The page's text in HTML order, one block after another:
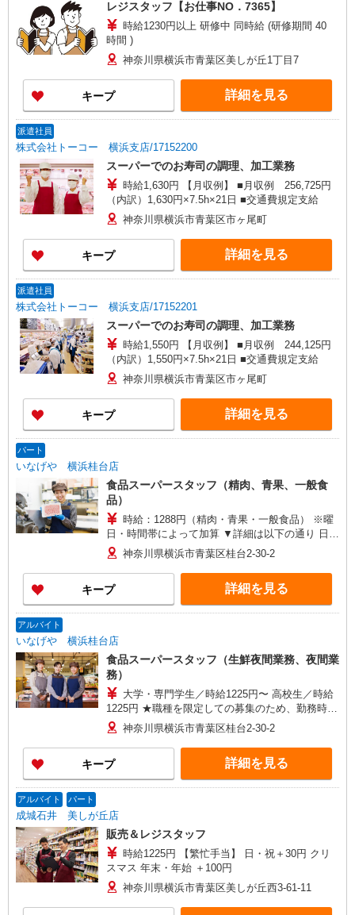
レジスタッフ【お仕事NO．7365】
時給1230円以上 研修中 同時給 (研修期間 40
時間 )
神奈川県横浜市青葉区美しが丘1丁目7
キープ 詳細を見る
派遣社員
株式会社トーコー 横浜支店/17152200
スーパーでのお寿司の調理、加工業務
時給1,630円 【月収例】 ■月収例 256,725円
（内訳）1,630円×7.5h×21日 ■交通費規定支給
神奈川県横浜市青葉区市ヶ尾町
キープ 詳細を見る
派遣社員
株式会社トーコー 横浜支店/17152201
スーパーでのお寿司の調理、加工業務
時給1,550円 【月収例】 ■月収例 244,125円
（内訳）1,550円×7.5h×21日 ■交通費規定支給
神奈川県横浜市青葉区市ヶ尾町
キープ 詳細を見る
パート
いなげや 横浜桂台店
食品スーパースタッフ（精肉、青果、一般食
品）
時給：1288円（精肉・青果・一般食品） ※曜
日・時間帯によって加算 ▼詳細は以下の通り 日・
祝日／時給125円増 7:00〜8:00／時給200円増 ★
学生以外の長期希望の方はパート対象です。 ★職
種を限定しての募集のため、勤務時間・曜日の項
目をご確認ください。
神奈川県横浜市青葉区桂台2-30-2
キープ 詳細を見る
アルバイト
いなげや 横浜桂台店
食品スーパースタッフ（生鮮夜間業務、夜間業
務）
大学・専門学生／時給1225円〜 高校生／時給
1225円 ★職種を限定しての募集のため、勤務時
間・曜日の項目をご確認ください。
神奈川県横浜市青葉区桂台2-30-2
キープ 詳細を見る
アルバイト パート
成城石井 美しが丘店
販売＆レジスタッフ
時給1225円 【繁忙手当】 日・祝＋30円 クリ
スマス 年末・年始 ＋100円
神奈川県横浜市青葉区美しが丘西3-61-11